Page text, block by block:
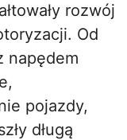
rozwój
Od
napędem
pojazdy,
długą